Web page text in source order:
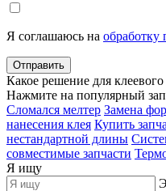
Я соглашаюсь на обработку
Отправить
Какое решение для
Нажмите на популярный
Сломался мелтер Замена
нанесения клея Купить
нестандартной длины
совместимые запчасти
Я ищу